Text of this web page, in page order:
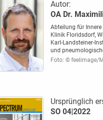
Autor:
OA Dr.
Abteilung für
Klinik Floridsdorf,
Karl-Landsteiner-
und
Foto: © feelimage/
Ursprünglich
SO 04|2022